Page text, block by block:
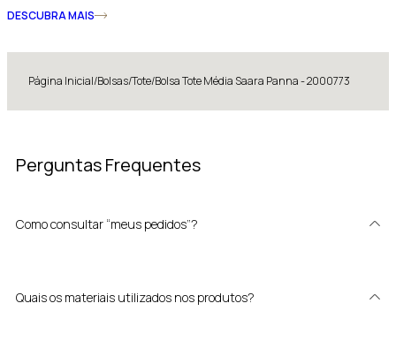
DESCUBRA MAIS
Página Inicial/Bolsas/Tote/Bolsa Tote Média Saara Panna - 2000773
Perguntas Frequentes
Como consultar “meus pedidos”?
Quais os materiais utilizados nos produtos?